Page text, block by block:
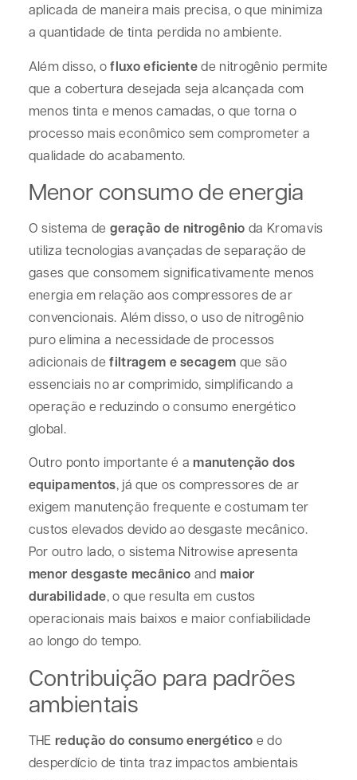
aplicada de maneira mais precisa, o que minimiza
a quantidade de tinta perdida no ambiente.
Além disso, ofluxo eficientede nitrogênio permite
que a cobertura desejada seja alcançada com
menos tinta e menos camadas, o que torna o
processo mais econômico sem comprometer a
qualidade do acabamento.
Menor consumo de energia
O sistema de geração de nitrogênio da Kromavis
utiliza tecnologias avançadas de separação de
gases que consomem significativamente menos
energia em relação aos compressores de ar
convencionais. Além disso, o uso de nitrogênio
puro elimina a necessidade de processos
adicionais defiltragem e secagem que são
essenciais no ar comprimido, simplificando a
operação e reduzindo o consumo energético
global.
Outro ponto importante é a manutenção dos
equipamentos, já que os compressores de ar
exigem manutenção frequente e costumam ter
custos elevados devido ao desgaste mecânico.
Por outro lado, o sistema Nitrowise apresenta
menor desgaste mecânico and maior
durabilidade, o que resulta em custos
operacionais mais baixos e maior confiabilidade
ao longo do tempo.
Contribuição para padrões
ambientais
THE redução do consumo energético e do
desperdício de tinta traz impactos ambientais